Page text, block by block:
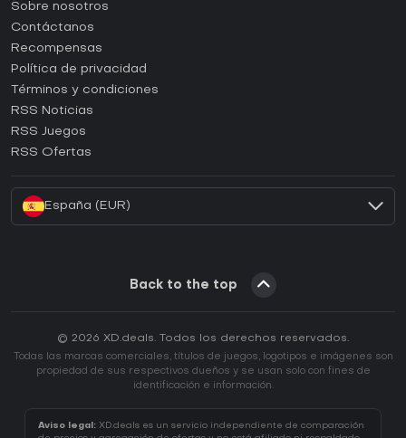
Guías y tutoriales
¿Cómo activar una CD Key de Steam?
¿Cómo activar una CD Key de Epic Games?
¿Cómo activar una CD Key de GOG?
¿Cómo activar una CD Key de Ubisoft Connect?
Sobre nosotros
Contáctanos
Recompensas
Política de privacidad
Términos y condiciones
RSS Noticias
RSS Juegos
RSS Ofertas
España (EUR)
Back to the top
© 2026 XD.deals. Todos los derechos reservados.
Todas las marcas comerciales, títulos de juegos, logotipos e imágenes son
propiedad de sus respectivos dueños y se usan solo con fines de
identificación e información.
Aviso legal: XD.deals es un servicio independiente de comparación